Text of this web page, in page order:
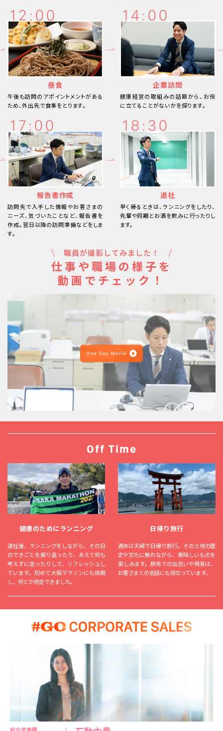
12:00
昼食
午後も訪問のアポイントメントがある
ため、外出先で食事をとります。
14:00
企業訪問
健康経営の取組みの話題から、お役
に立てることがないかを探ります。
17:00
報告書作成
訪問先で入手した情報やお客さまの
ニーズ、気づいたことなど、報告書を
作成。翌日以降の訪問準備などをしま
す。
18:30
退社
早く帰るときは、ランニングをしたり、
先輩や同期とお酒を飲みに行ったりし
ます。
職員が撮影してみました！
仕事や職場の様子を
動画でチェック！
Off Time
健康のためにランニング
退社後、ランニングをしながら、その日
のできごとを振り返ったり、あえて何も
考えずに走ったりして、リフレッシュし
ています。初めて大阪マラソンにも挑戦
し、何とか完走できました。
日帰り旅行
週末は夫婦で日帰り旅行。その土地の歴
史や文化に触れながら、美味しいものを
楽しみます。旅先での出会いや発見は、
お客さまとの会話にも役立っています。